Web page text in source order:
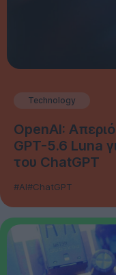
Technology
OpenAI:
GPT-5.6 Luna
του ChatGPT
#AI#ChatGPT